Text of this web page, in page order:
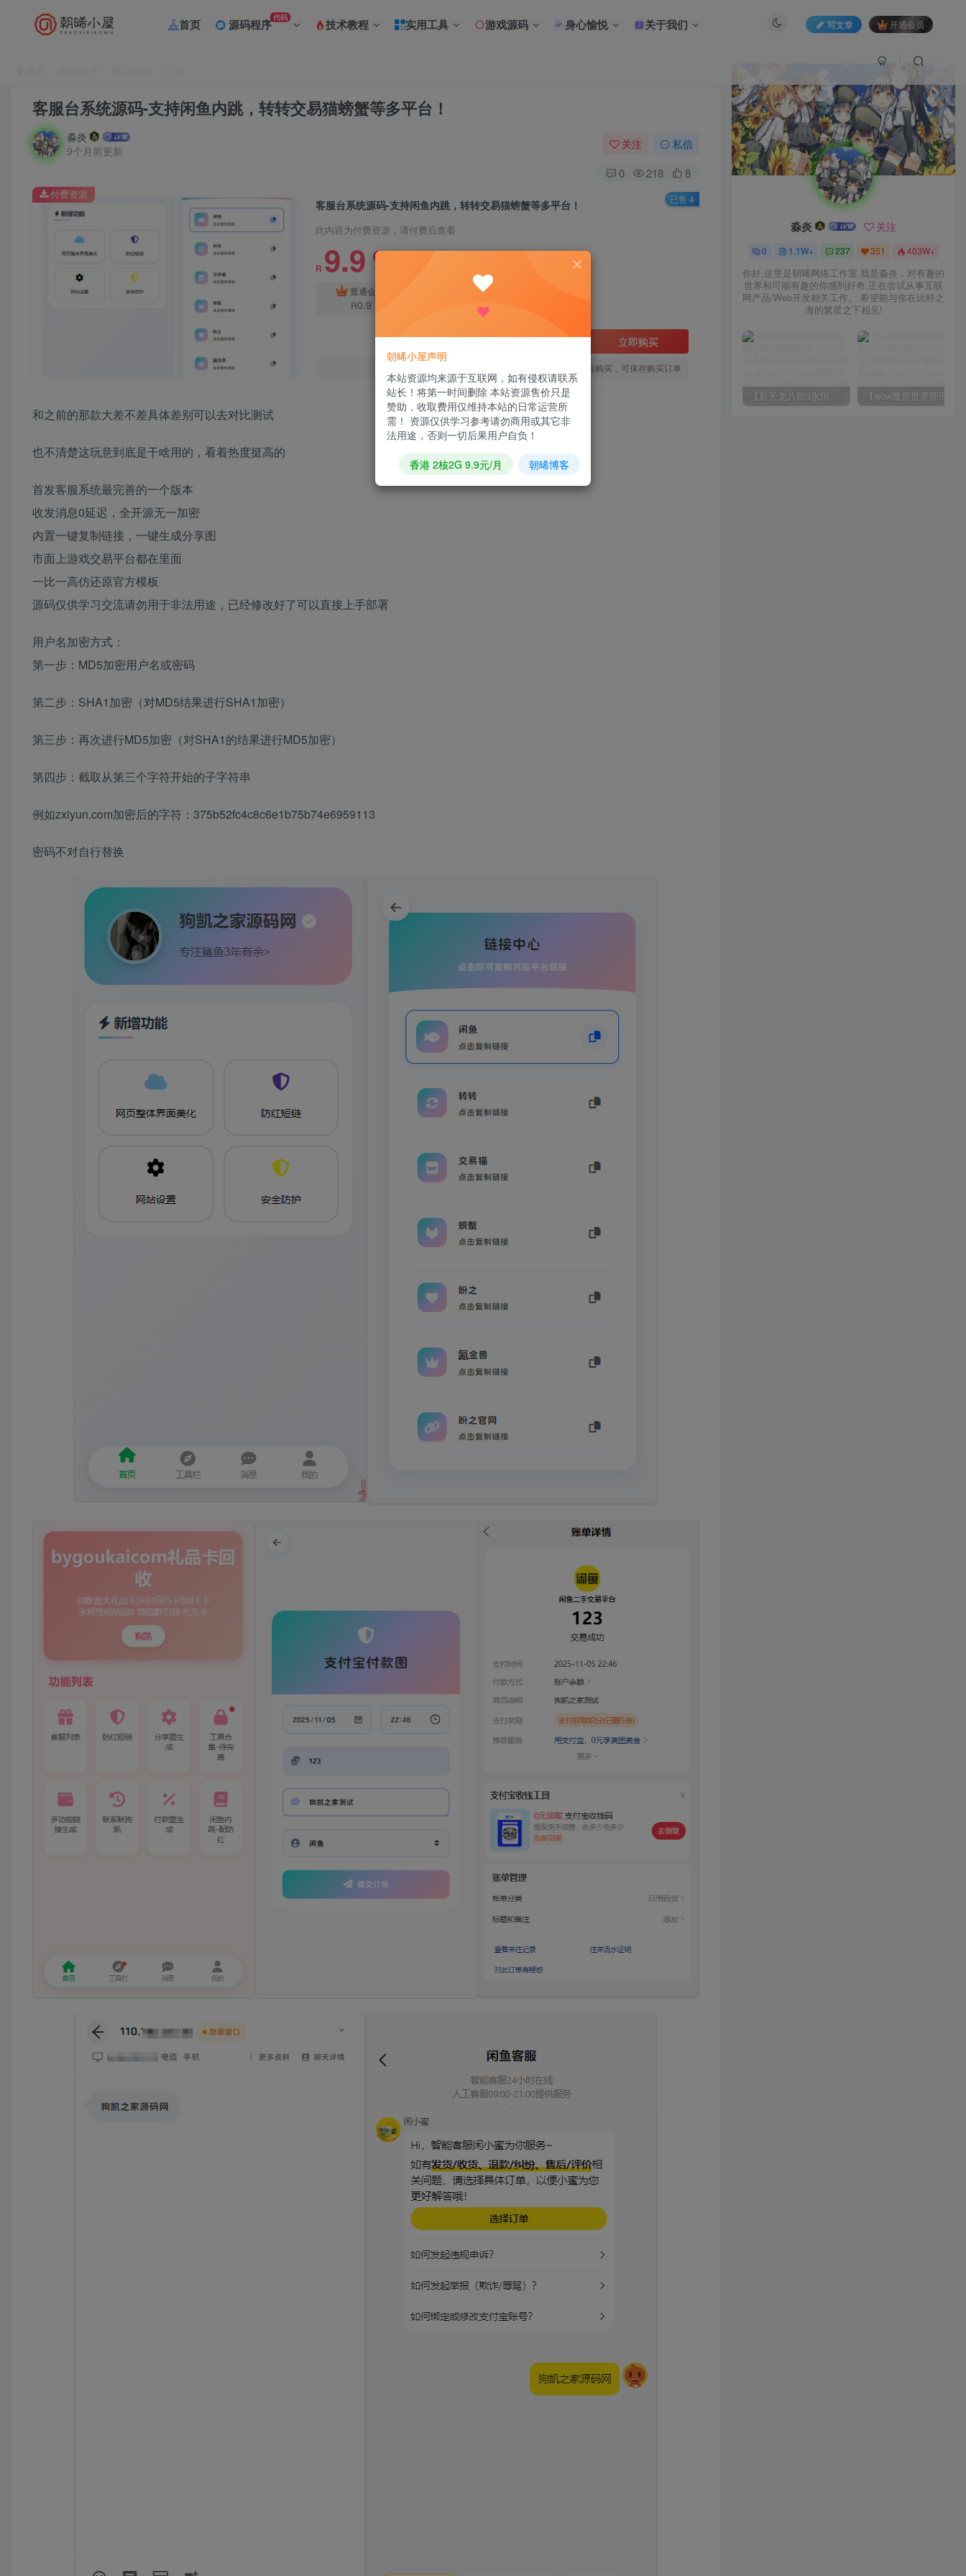
首页 源码程序代码 技术教程 实用工具 游戏源码 身心愉悦 关于我们 写文章 开通会员
客服台系统源码-支持闲鱼内跳，转转交易猫螃蟹等多平台！
淼炎
9个月前更新
关注 私信
0 218 8
客服台系统源码-支持闲鱼内跳，转转交易猫螃蟹等多平台！
此内容为付费资源，请付费后查看
R 9.9 R
普通会员
R0.9
免费
立即购买
您当前未登录！建议登陆后购买，可保存购买订单
付费资源 已售 4
和之前的那款大差不差具体差别可以去对比测试
也不清楚这玩意到底是干啥用的，看着热度挺高的
首发客服系统最完善的一个版本
收发消息0延迟，全开源无一加密
内置一键复制链接，一键生成分享图
市面上游戏交易平台都在里面
一比一高仿还原官方模板
源码仅供学习交流请勿用于非法用途，已经修改好了可以直接上手部署
用户名加密方式：
第一步：MD5加密用户名或密码
第二步：SHA1加密（对MD5结果进行SHA1加密）
第三步：再次进行MD5加密（对SHA1的结果进行MD5加密）
第四步：截取从第三个字符开始的子字符串
例如zxiyun.com加密后的字符：375b52fc4c8c6e1b75b74e6959113
密码不对自行替换
淼炎 关注
0 1.1W+ 237 351 403W+
你好,这里是朝晞网络工作室,我是淼炎，对有趣的
世界和可能有趣的你感到好奇,正在尝试从事互联
网产品/Web开发相关工作。 希望能与你在比特之
海的繁星之下相见!
【新天龙八部3永恒经典之怀旧新西瓜】站长推荐经典3D武侠金庸武侠端游-2024年7月24日最新打包Linux服务端源码视频架设教程-完整PC客户端-配套GM工具！
朝晞小屋声明
本站资源均来源于互联网，如有侵权请联系
站长！将第一时间删除 本站资源售价只是
赞助，收取费用仅维持本站的日常运营所
需！ 资源仅供学习参考请勿商用或其它非
法用途，否则一切后果用户自负！
香港 2核2G 9.9元/月 朝晞博客